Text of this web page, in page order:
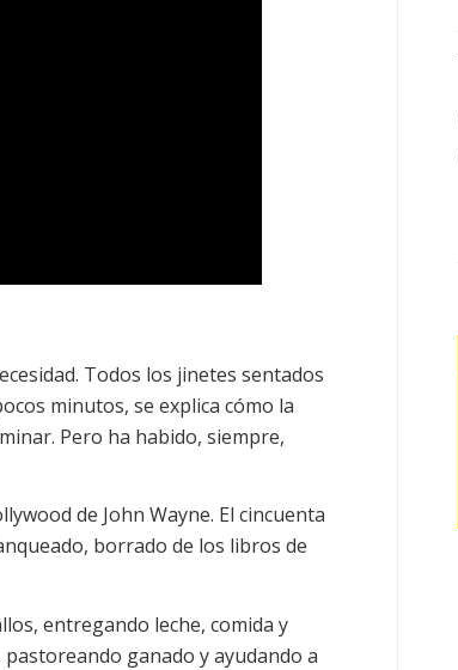
Todos los jinetes sentados
minutos, se explica cómo la
Pero ha habido, siempre,
de John Wayne. El cincuenta
borrado de los libros de
entregando leche, comida y
ganado y ayudando a